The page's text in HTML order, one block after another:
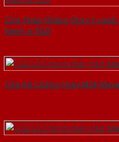
Cửa Thép Chống Cháy 1
hiem-a-SGD
Cửa Gỗ Chống Cháy MDF